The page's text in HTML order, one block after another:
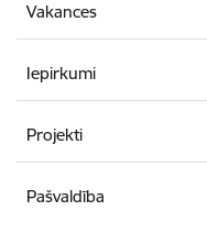
Vakances
Iepirkumi
Projekti
Pašvaldība